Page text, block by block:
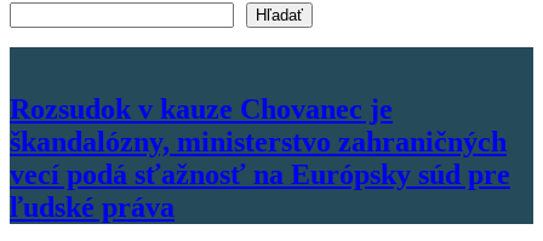
Hľadať
Rozsudok v kauze Chovanec je
škandalózny, ministerstvo zahraničných
vecí podá sťažnosť na Európsky súd pre
ľudské práva